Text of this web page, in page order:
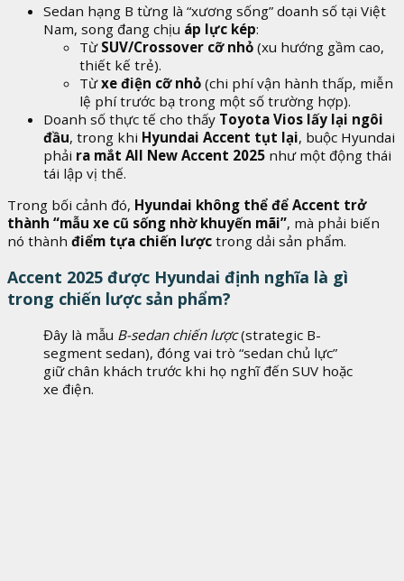
Sedan hạng B từng là “xương sống” doanh số tại Việt
Nam, song đang chịu áp lực kép:
Từ SUV/Crossover cỡ nhỏ (xu hướng gầm cao,
thiết kế trẻ).
Từxe điện cỡ nhỏ (chi phí vận hành thấp, miễn
lệ phí trước bạ trong một số trường hợp).
Doanh số thực tế cho thấy Toyota Vios lấy lại ngôi
đầu, trong khi Hyundai Accent tụt lại, buộc Hyundai
phải ra mắt All New Accent 2025 như một động thái
tái lập vị thế.
Trong bối cảnh đó, Hyundai không thể để Accent trở
thành “mẫu xe cũ sống nhờ khuyến mãi”, mà phải biến
nó thành điểm tựa chiến lược trong dải sản phẩm.
Accent 2025 được Hyundai định nghĩa là gì
trong chiến lược sản phẩm?
Đây là mẫu B-sedan chiến lược(strategic B-
segment sedan), đóng vai trò “sedan chủ lực”
giữ chân khách trước khi họ nghĩ đến SUV hoặc
xe điện.